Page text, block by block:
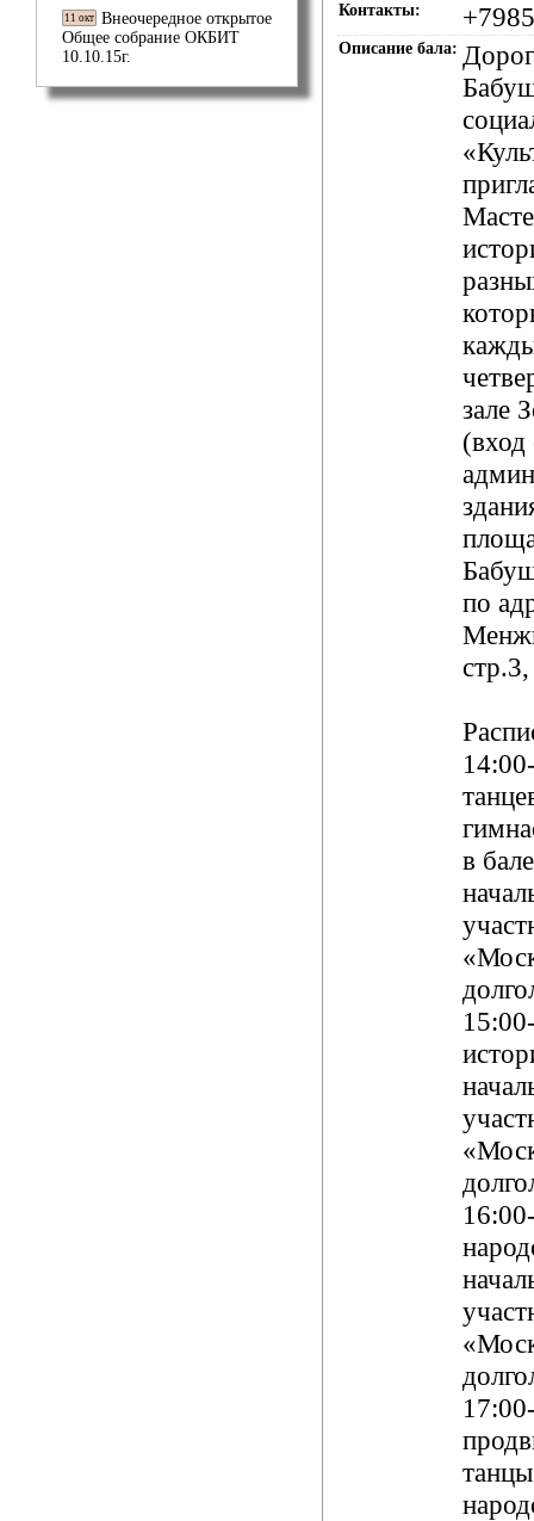
11 окт Внеочередное открытое
Общее собрание ОКБИТ
10.10.15г.
Контакты:
Описание бала:
зале
(вход
по
в